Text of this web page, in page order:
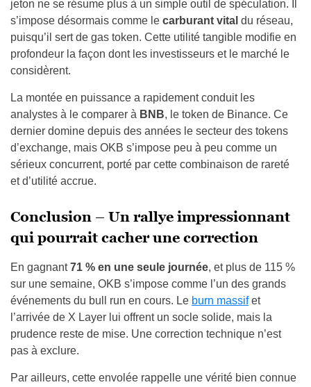
jeton ne se résume plus à un simple outil de spéculation. Il
s’impose désormais comme le carburant vital du réseau,
puisqu’il sert de gas token. Cette utilité tangible modifie en
profondeur la façon dont les investisseurs et le marché le
considèrent.
La montée en puissance a rapidement conduit les
analystes à le comparer à BNB, le token de Binance. Ce
dernier domine depuis des années le secteur des tokens
d’exchange, mais OKB s’impose peu à peu comme un
sérieux concurrent, porté par cette combinaison de rareté
et d’utilité accrue.
Conclusion – Un rallye impressionnant
qui pourrait cacher une correction
En gagnant71 % en une seule journée, et plus de 115 %
sur une semaine, OKB s’impose comme l’un des grands
événements du bull run en cours. Le burn massifet
l’arrivée de X Layer lui offrent un socle solide, mais la
prudence reste de mise. Une correction technique n’est
pas à exclure.
Par ailleurs, cette envolée rappelle une vérité bien connue